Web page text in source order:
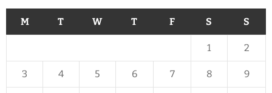
M T W T F S S
1 2
3 4 5 6 7 8 9